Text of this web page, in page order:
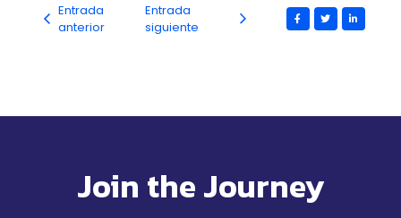
Entrada
anterior
Entrada
siguiente
Join the Journey